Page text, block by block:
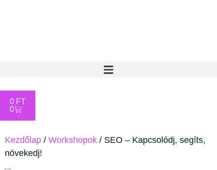
0 FT
0
Kezdőlap / Workshopok / SEO – Kapcsolódj, segíts,
növekedj!